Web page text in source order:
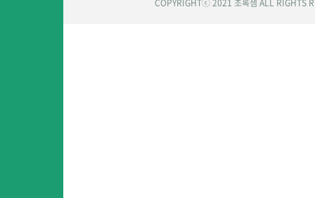
COPYRIGHTⓒ 2021 초록샘 ALL RIGHTS